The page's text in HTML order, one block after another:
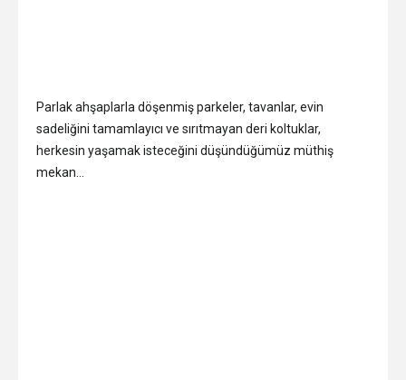
Parlak ahşaplarla döşenmiş parkeler, tavanlar, evin
sadeliğini tamamlayıcı ve sırıtmayan deri koltuklar,
herkesin yaşamak isteceğini düşündüğümüz müthiş
mekan…